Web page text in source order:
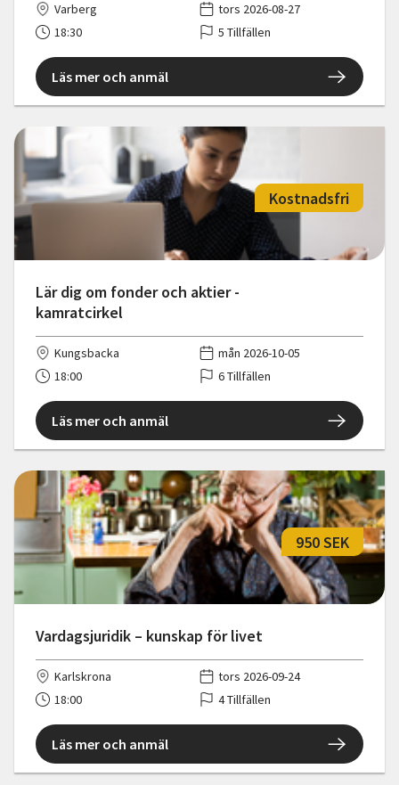
Varberg
tors 2026-08-27
18:30
5 Tillfällen
Läs mer och anmäl
Lär dig om fonder och aktier -
kamratcirkel
Kostnadsfri
Kungsbacka
mån 2026-10-05
18:00
6 Tillfällen
Läs mer och anmäl
Vardagsjuridik – kunskap för livet
950 SEK
Karlskrona
tors 2026-09-24
18:00
4 Tillfällen
Läs mer och anmäl